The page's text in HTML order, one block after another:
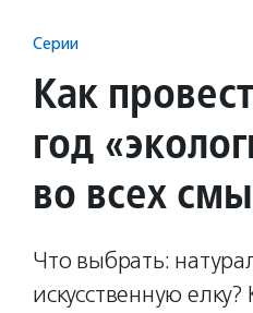
Серии
Как
год
во всех
Что выбрать:
искусственную елку?